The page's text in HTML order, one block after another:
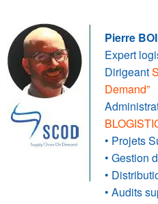
Pierre
Expert
Dirigeant
Demand”
• Projets
• Gestion
•
• Audits